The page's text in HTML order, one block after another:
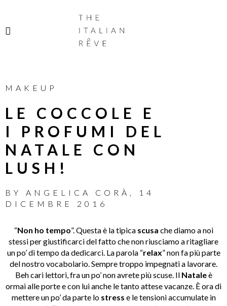
ITALIAN
RÊVE
MAKEUP
LE COCCOLE E
I PROFUMI DEL
NATALE CON
LUSH!
BY ANGELICA CORÀ ,
14
DICEMBRE 2016
“Non ho tempo”. Questa è la tipica scusa che diamo a noi
stessi per giustificarci del fatto che non riusciamo a ritagliare
un po’ di tempo da dedicarci. La parola “relax” non fa più parte
del nostro vocabolario. Sempre troppo impegnati a lavorare.
Beh cari lettori, fra un po’ non avrete più scuse. Il Nataleè
ormai alle porte e con lui anche le tanto attese vacanze. È ora di
mettere un po’ da parte lo stress e le tensioni accumulate in